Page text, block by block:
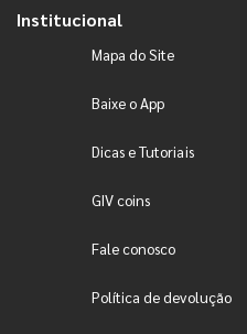
Institucional
Mapa do Site
Baixe o App
Dicas e Tutoriais
GIV coins
Fale conosco
Política de devolução